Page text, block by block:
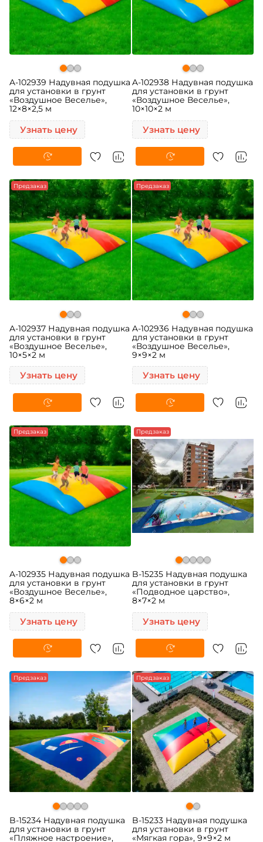
A-102939 Надувная подушка
для установки в грунт
«Воздушное Веселье»,
12×8×2,5 м
Узнать цену
A-102938 Надувная подушка
для установки в грунт
«Воздушное Веселье»,
10×10×2 м
Узнать цену
Предзаказ
A-102937 Надувная подушка
для установки в грунт
«Воздушное Веселье»,
10×5×2 м
Узнать цену
Предзаказ
A-102936 Надувная подушка
для установки в грунт
«Воздушное Веселье»,
9×9×2 м
Узнать цену
Предзаказ
A-102935 Надувная подушка
для установки в грунт
«Воздушное Веселье»,
8×6×2 м
Узнать цену
Предзаказ
B-15235 Надувная подушка
для установки в грунт
«Подводное царство»,
8×7×2 м
Узнать цену
Предзаказ
B-15234 Надувная подушка
для установки в грунт
«Пляжное настроение»,
Предзаказ
B-15233 Надувная подушка
для установки в грунт
«Мягкая гора», 9×9×2 м